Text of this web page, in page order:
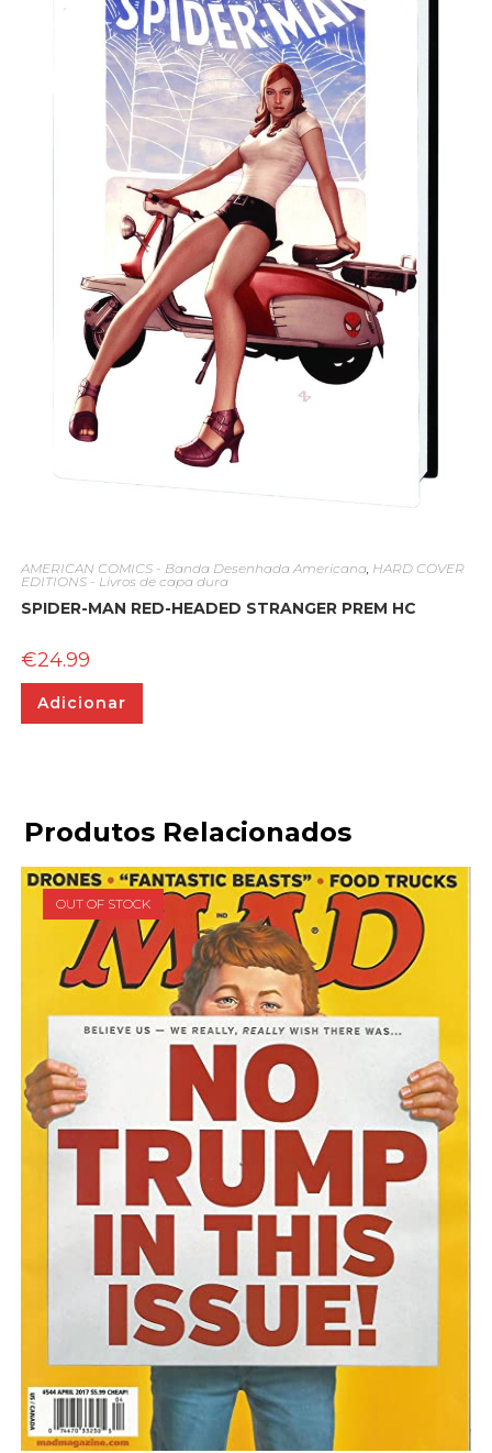
AMERICAN COMICS - Banda Desenhada Americana, HARD COVER
EDITIONS - Livros de capa dura
SPIDER-MAN RED-HEADED STRANGER PREM HC
€24.99
Adicionar
Produtos Relacionados
OUT OF STOCK